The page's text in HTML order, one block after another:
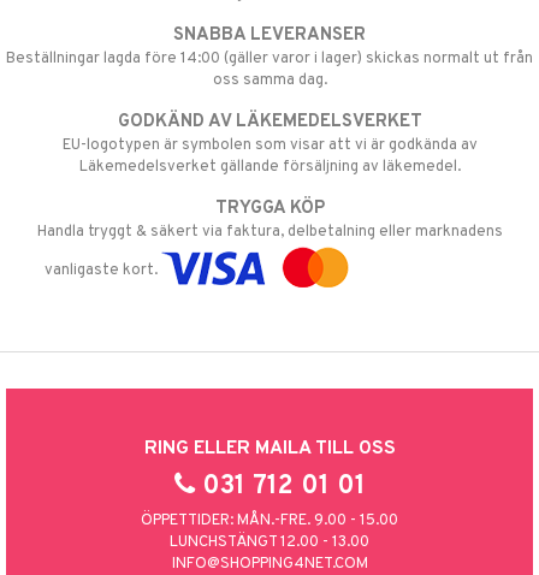
SNABBA LEVERANSER
Beställningar lagda före 14:00 (gäller varor i lager) skickas normalt ut från
oss samma dag.
GODKÄND AV LÄKEMEDELSVERKET
EU-logotypen är symbolen som visar att vi är godkända av
Läkemedelsverket gällande försäljning av läkemedel.
TRYGGA KÖP
Handla tryggt & säkert via faktura, delbetalning eller marknadens
vanligaste kort.
RING ELLER MAILA TILL OSS
031 712 01 01
ÖPPETTIDER: MÅN.-FRE. 9.00 - 15.00
LUNCHSTÄNGT 12.00 - 13.00
INFO@SHOPPING4NET.COM